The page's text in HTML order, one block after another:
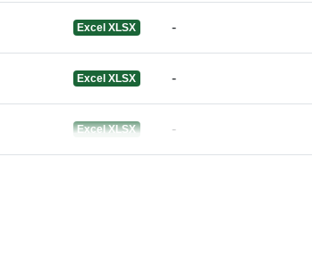
Excel XLSX -
Excel XLSX -
Excel XLSX -